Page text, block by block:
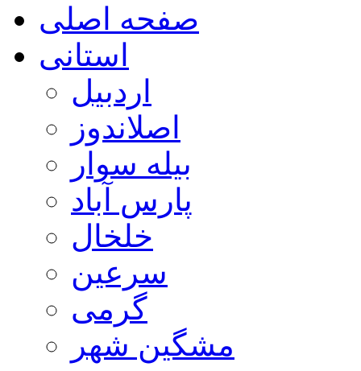
صفحه اصلی
استانی
اردبیل
اصلاندوز
بیله سوار
پارس آباد
خلخال
سرعین
گرمی
مشگین شهر